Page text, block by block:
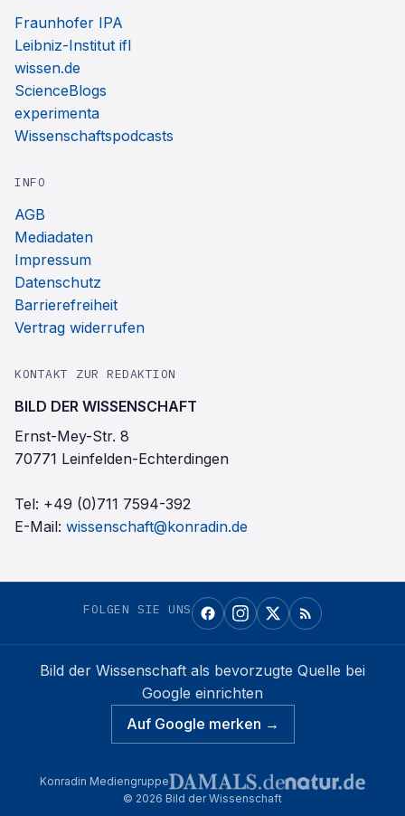
Fraunhofer IPA
Leibniz-Institut ifl
wissen.de
ScienceBlogs
experimenta
Wissenschaftspodcasts
INFO
AGB
Mediadaten
Impressum
Datenschutz
Barrierefreiheit
Vertrag widerrufen
KONTAKT ZUR REDAKTION
BILD DER WISSENSCHAFT
Ernst-Mey-Str. 8
70771 Leinfelden-Echterdingen
Tel: +49 (0)711 7594-392
E-Mail: wissenschaft@konradin.de
FOLGEN SIE UNS
Bild der Wissenschaft als bevorzugte Quelle bei
Google einrichten
Auf Google merken →
Konradin Mediengruppe
© 2026 Bild der Wissenschaft